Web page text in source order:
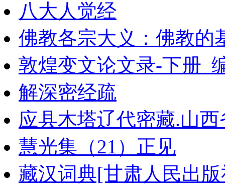
八大人觉经
佛教各宗大义：佛教的
敦煌变文论文录-下册_
解深密经疏
应县木塔辽代密藏.山西
慧光集（21）正见
藏汉词典[甘肃人民出